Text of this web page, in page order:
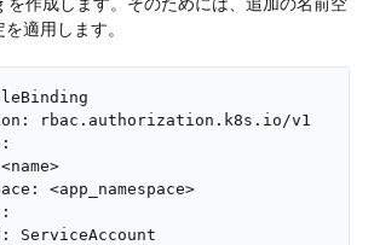
適用します。
rbac.authorization.k8s.io/v1
<app_namespace>
ServiceAccount